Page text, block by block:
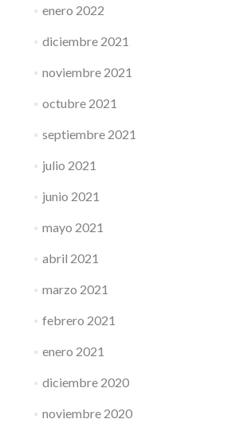
enero 2022
diciembre 2021
noviembre 2021
octubre 2021
septiembre 2021
julio 2021
junio 2021
mayo 2021
abril 2021
marzo 2021
febrero 2021
enero 2021
diciembre 2020
noviembre 2020